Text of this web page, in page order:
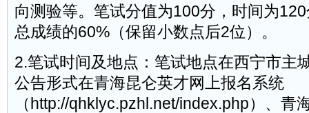
向测验等。笔试分值为100分，时间为
总成绩的60%（保留小数点后2位）。
2.笔试时间及地点：笔试地点在西宁市主
公告形式在青海昆仑英才网上报名系统
（http://qhklyc.pzhl.net/index.php）、青